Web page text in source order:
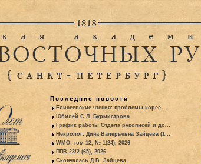
Последние новости
Елисеевские чтения: проблемы корее...
Юбилей С.Л. Бурмистрова
График работы Отдела рукописей и до...
Некролог: Дина Валерьевна Зайцева (1...
WMO: том 12, № 1(24), 2026
ППВ 23/2 (65), 2026
Скончалась Д.В. Зайцева